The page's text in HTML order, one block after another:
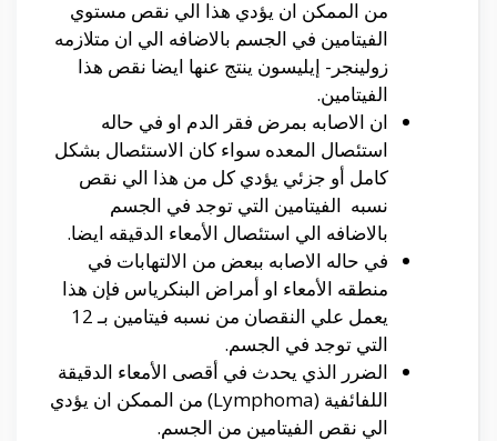
من الممكن ان يؤدي هذا الي نقص مستوي
الفيتامين في الجسم بالاضافه الي ان متلازمه
زولينجر- إيليسون ينتج عنها ايضا نقص هذا
الفيتامين.
ان الاصابه بمرض فقر الدم او في حاله
استئصال المعده سواء كان الاستئصال بشكل
كامل أو جزئي يؤدي كل من هذا الي نقص
نسبه الفيتامين التي توجد في الجسم
بالاضافه الي استئصال الأمعاء الدقيقه ايضا.
في حاله الاصابه ببعض من الالتهابات في
منطقه الأمعاء او أمراض البنكرياس فإن هذا
يعمل علي النقصان من نسبه فيتامين بـ 12
التي توجد في الجسم.
الضرر الذي يحدث في أقصى الأمعاء الدقيقة
اللفائفية (Lymphoma) من الممكن ان يؤدي
الي نقص الفيتامين من الجسم.